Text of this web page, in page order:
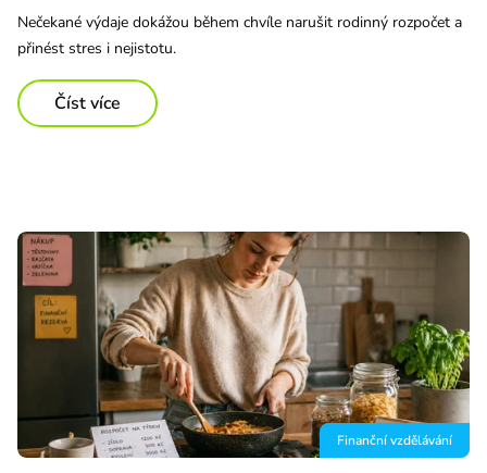
Nečekané výdaje dokážou během chvíle narušit rodinný rozpočet a
přinést stres i nejistotu.
Číst více
Finanční vzdělávání